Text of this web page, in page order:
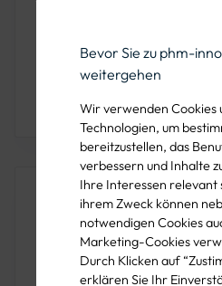
Bevor Sie zu phm-
weitergehen
Wir verwenden Cookies
Technologien, um
bereitzustellen, das
verbessern und Inhalte
Ihre Interessen relevant
ihrem Zweck können
notwendigen Cookies
Marketing-Cookies
Durch Klicken auf
erklären Sie Ihr
Rufen Sie uns unter der
Produktbeschreibung
Die 12-401 Handschuhe von
ihrer einzigartigen
extrem hohen Temperaturen